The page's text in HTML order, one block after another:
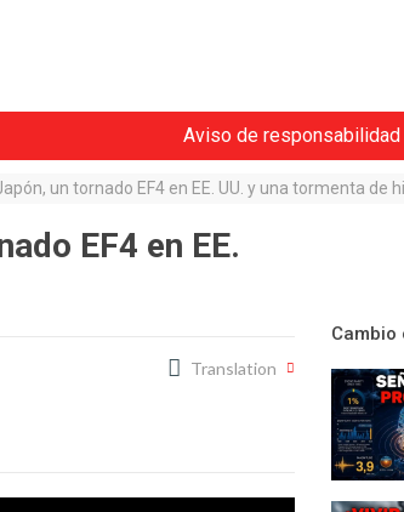
Aviso de responsabilidad
un tornado EF4 en EE. UU. y una tormenta de
EF4 en EE.
Translation